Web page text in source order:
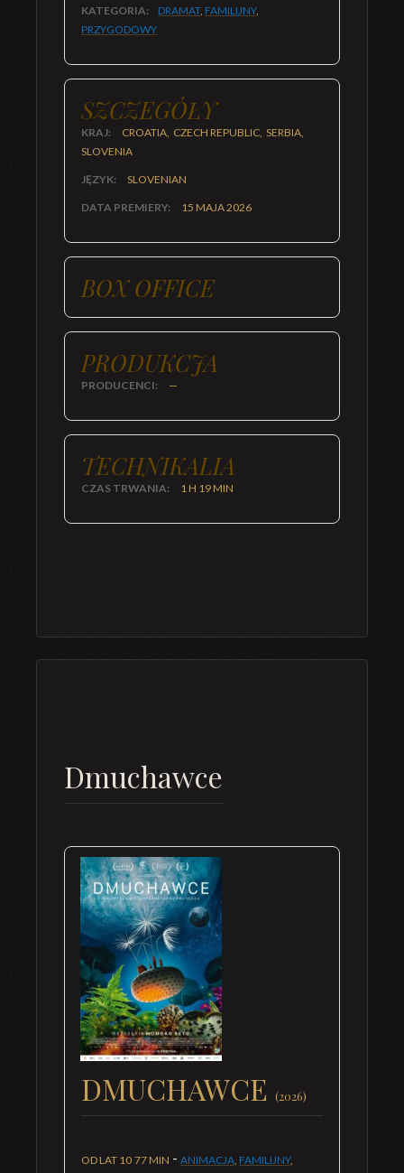
KATEGORIA: DRAMAT, FAMILIJNY,
PRZYGODOWY
SZCZEGÓŁY
KRAJ:
CROATIA, CZECH REPUBLIC, SERBIA,
SLOVENIA
JĘZYK: SLOVENIAN
DATA PREMIERY: 15 MAJA 2026
BOX OFFICE
PRODUKCJA
PRODUCENCI: —
TECHNIKALIA
CZAS TRWANIA: 1 H 19 MIN
Dmuchawce
DMUCHAWCE (2026)
OD LAT 10 77 MIN - ANIMACJA, FAMILIJNY,